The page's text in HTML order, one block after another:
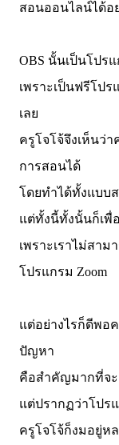
สอนออนไลน์ได้อ
OBS นั้นเป็นโปร
เพราะเป็นฟรีโปร
เลย
ครูโจโจ้จึงเห็นว่
การสอนได้
โดยทำได้ทั้งแบบ
แต่ทั้งนี้ทั้งนั้นก็เพื่
เพราะเราไม่สา
โปรแกรม Zoom
แต่อย่างไรก็ดีพอ
ปัญหา
คือสำคัญมากที่จะ
แต่ปรากฏว่าโปร
ครูโจโจ้ก็งมอยู่ห